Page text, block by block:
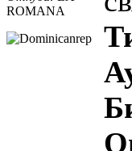
ROMANA